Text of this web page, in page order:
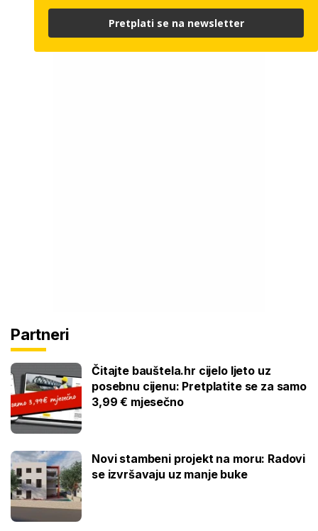
Partneri
Čitajte bauštela.hr cijelo ljeto uz
posebnu cijenu: Pretplatite se za samo
3,99 € mjesečno
Novi stambeni projekt na moru: Radovi
se izvršavaju uz manje buke
Pretplati se na newsletter